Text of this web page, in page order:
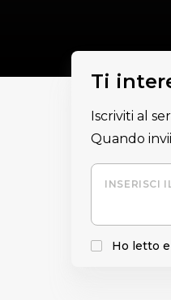
Ti
Iscriviti al
Quando
INSERISCI
Ho letto